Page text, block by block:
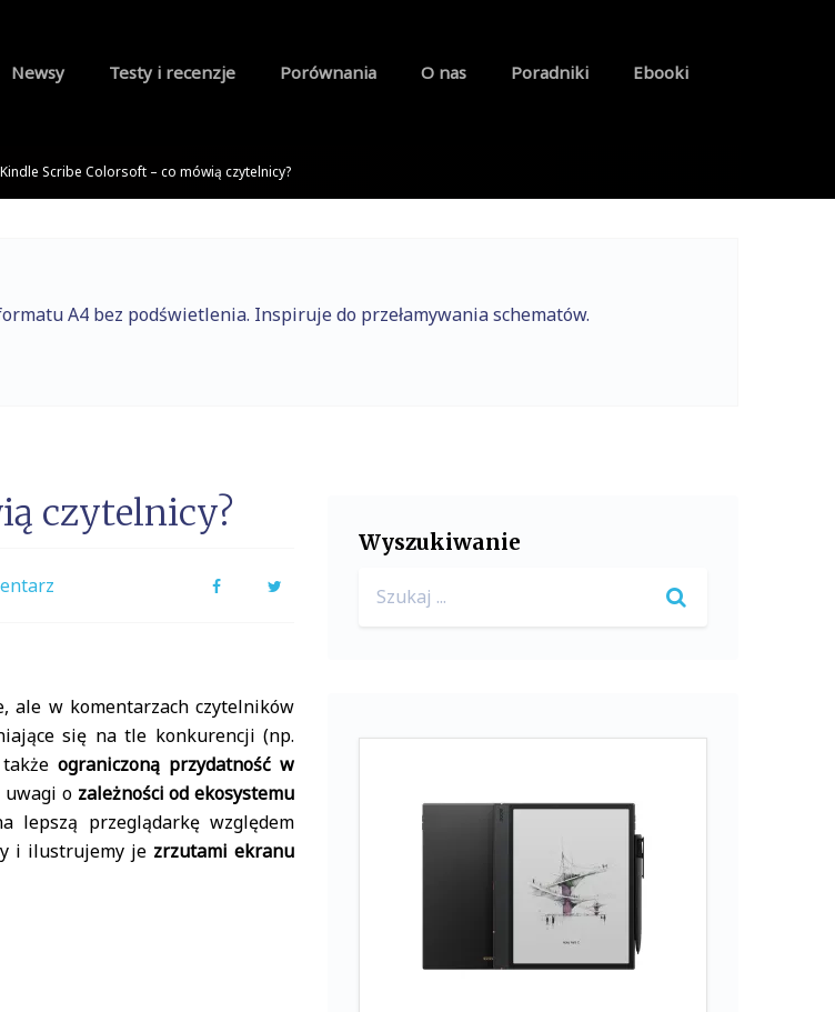
Newsy Testy i recenzje Porównania O nas Poradniki Ebooki
Kindle Scribe Colorsoft – co mówią czytelnicy?
A4 bez podświetlenia. Inspiruje do przełamywania schematów.
czytelnicy?
FacebookTwitter
ale w komentarzach czytelników
się na tle konkurencji (np.
ograniczoną przydatność w
uwagi o zależności od ekosystemu
lepszą przeglądarkę względem
i ilustrujemy je zrzutami ekranu
Wyszukiwanie
for: